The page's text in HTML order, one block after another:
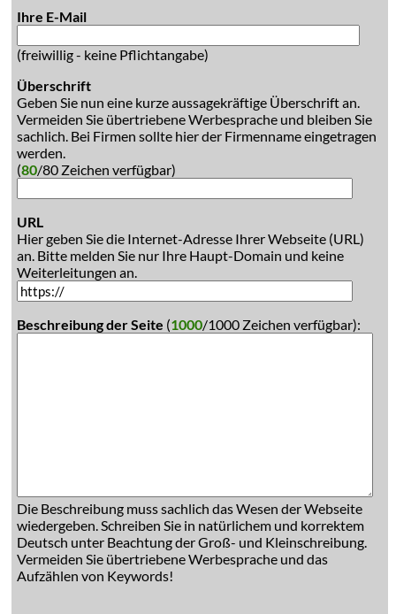
Ihre E-Mail
(freiwillig - keine Pflichtangabe)
Überschrift
Geben Sie nun eine kurze aussagekräftige Überschrift an.
Vermeiden Sie übertriebene Werbesprache und bleiben Sie
sachlich. Bei Firmen sollte hier der Firmenname eingetragen
werden.
(80/80 Zeichen verfügbar)
URL
Hier geben Sie die Internet-Adresse Ihrer Webseite (URL)
an. Bitte melden Sie nur Ihre Haupt-Domain und keine
Weiterleitungen an.
Beschreibung der Seite (1000/1000 Zeichen verfügbar):
Die Beschreibung muss sachlich das Wesen der Webseite
wiedergeben. Schreiben Sie in natürlichem und korrektem
Deutsch unter Beachtung der Groß- und Kleinschreibung.
Vermeiden Sie übertriebene Werbesprache und das
Aufzählen von Keywords!